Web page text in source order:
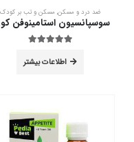
ضد درد و مسکن,مسکن و تب بر کودک
اطلاعات بیشتر